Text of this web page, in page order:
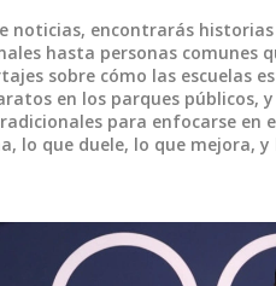
noticias, encontrarás
hasta personas comunes
sobre cómo las escuelas
en los parques
para enfocarse
lo que duele, lo que mejora,